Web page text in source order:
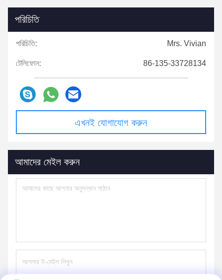
পরিচিতি
পরিচিতি: Mrs. Vivian
টেলিফোন: 86-135-33728134
এখনই যোগাযোগ করুন
আমাদের মেইল করুন